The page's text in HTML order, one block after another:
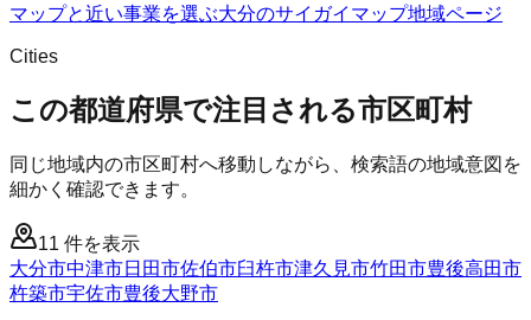
マップと近い事業を選ぶ大分のサイガイマップ地域ページ
Cities
この都道府県で注目される市区町村
同じ地域内の市区町村へ移動しながら、検索語の地域意図を
細かく確認できます。
11 件を表示
大分市中津市日田市佐伯市臼杵市津久見市竹田市豊後高田市
杵築市宇佐市豊後大野市